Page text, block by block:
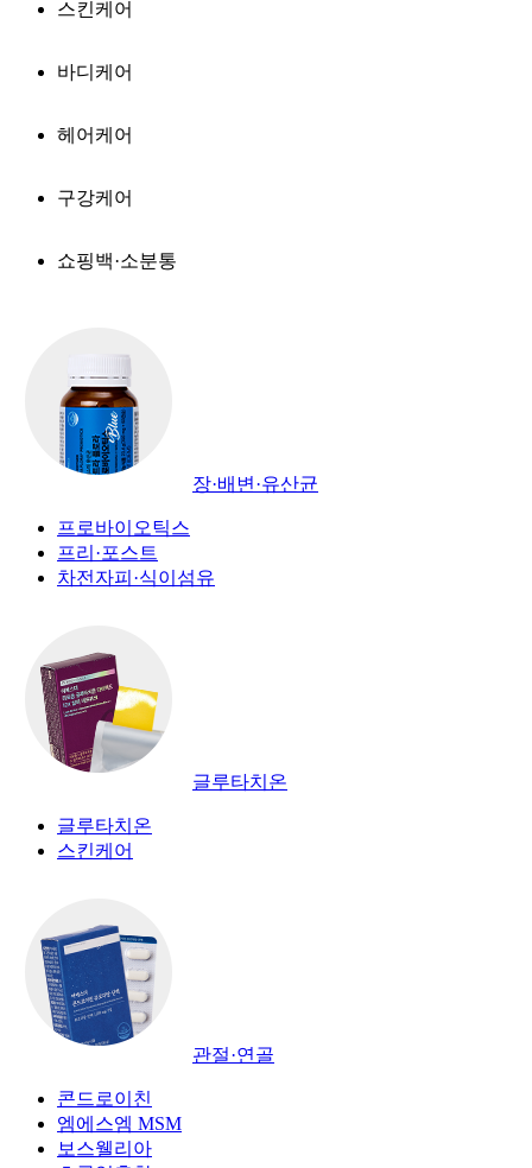
스킨케어
바디케어
헤어케어
구강케어
쇼핑백·소분통
장·배변·유산균
프로바이오틱스
프리·포스트
차전자피·식이섬유
글루타치온
글루타치온
스킨케어
관절·연골
콘드로이친
엠에스엠 MSM
보스웰리아